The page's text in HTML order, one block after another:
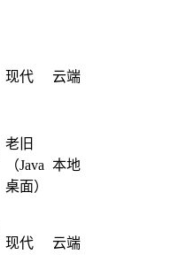
现代 云端
老旧
（Java
桌面）
本地
现代 云端